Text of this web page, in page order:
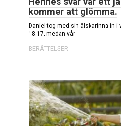
kommer att glömma.
Daniel tog med sin älskarinna in i
18.17, medan vår
BERÄTTELSER